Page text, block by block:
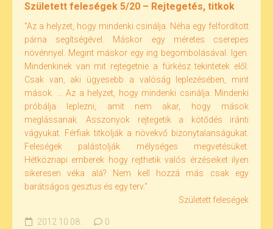
Született feleségek 5/20 – Rejtegetés, titkok
"Az a helyzet, hogy mindenki csinálja. Néha egy felfordított
párna segítségével. Máskor egy méretes cserepes
növénnyel. Megint máskor egy ing begombolásával. Igen.
Mindenkinek van mit rejtegetnie a fürkész tekintetek elől.
Csak van, aki ügyesebb a valóság leplezésében, mint
mások. ... Az a helyzet, hogy mindenki csinálja. Mindenki
próbálja leplezni, amit nem akar, hogy mások
meglássanak. Asszonyok rejtegetik a kötődés iránti
vágyukat. Férfiak titkolják a növekvő bizonytalanságukat.
Feleségek palástolják mélységes megvetésüket.
Hétköznapi emberek hogy rejthetik valós érzéseiket ilyen
sikeresen véka alá? Nem kell hozzá más csak egy
barátságos gesztus és egy terv."
Született feleségek
2012.10.08. 0